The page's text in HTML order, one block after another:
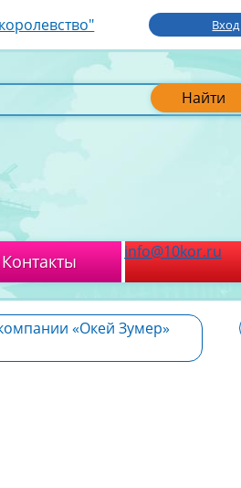
Вход
Найти
Контакты info@10kor.ru
«Окей Зумер»